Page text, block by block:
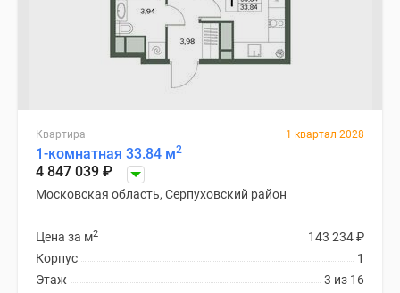
Квартира 1 квартал 2028
1-комнатная 33.84 м2
4 847 039 ₽
Московская область, Серпуховский район
143 234₽
Цена за м2
1
Корпус
3 из 16
Этаж